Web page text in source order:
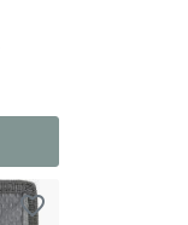
favorite_border